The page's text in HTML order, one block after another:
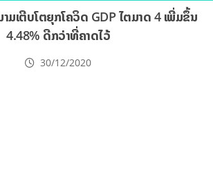
ມເຕີບໂຕຍຸກໂຄວິດ GDP ໄຕມາດ 4 ເພີ່ມຂຶ້ນ
4.48% ດີກວ່າທີ່ຄາດໄວ້
30/12/2020